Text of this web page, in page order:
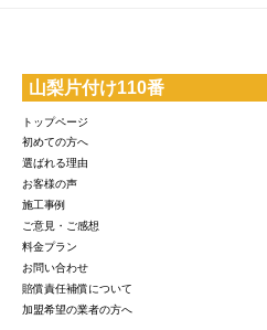
山梨片付け110番
トップページ
初めての方へ
選ばれる理由
お客様の声
施工事例
ご意見・ご感想
料金プラン
お問い合わせ
賠償責任補償について
加盟希望の業者の方へ